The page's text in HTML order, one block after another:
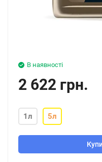
В наявності
2 622 грн.
1л 5л